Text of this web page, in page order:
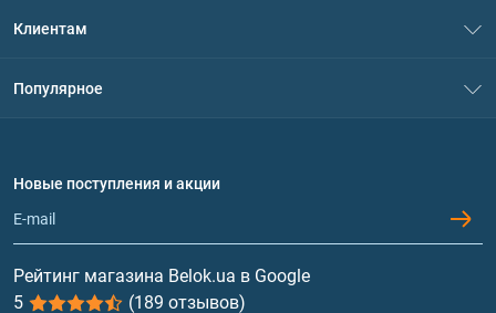
Политика конфиденциальности
Обмен и возврат
Клиентам
Популярное
Протеин
Гейнеры
Витамины и минералы
Рыбий жир, жирные кислоты
Новые поступления и акции
Рейтинг магазина Belok.ua в Google
5
(189 отзывов)